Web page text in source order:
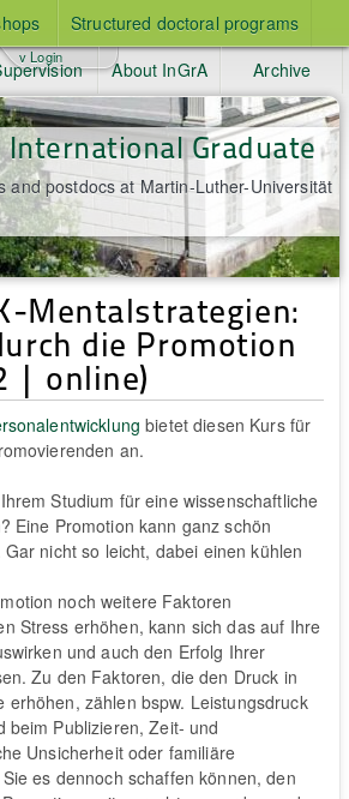
Structured doctoral programs
About InGrA Archive
International Graduate
and postdocs at Martin-Luther-Universität
v Login
Mentalstrategien:
die Promotion
| online)
bietet diesen Kurs für
an.
Studium für eine wissenschaftliche
Eine Promotion kann ganz schön
nicht so leicht, dabei einen kühlen
noch weitere Faktoren
Stress erhöhen, kann sich das auf Ihre
und auch den Erfolg Ihrer
Zu den Faktoren, die den Druck in
erhöhen, zählen bspw. Leistungsdruck
beim Publizieren, Zeit- und
Unsicherheit oder familiäre
es dennoch schaffen können, den